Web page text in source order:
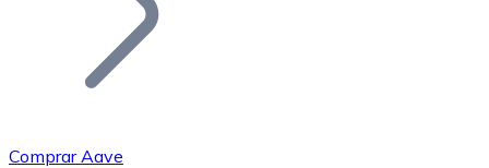
Comprar Aave